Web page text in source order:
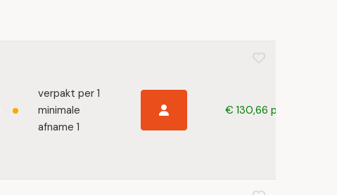
verpakt per 1
minimale
afname 1
€ 130,66 p/s